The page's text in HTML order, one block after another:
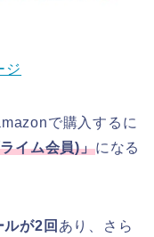
ジ
で購入するに
イム会員)」になる
が2回 あり、さら